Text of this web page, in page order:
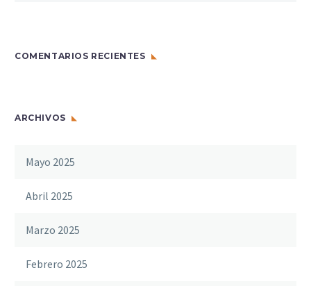
COMENTARIOS RECIENTES
ARCHIVOS
Mayo 2025
Abril 2025
Marzo 2025
Febrero 2025